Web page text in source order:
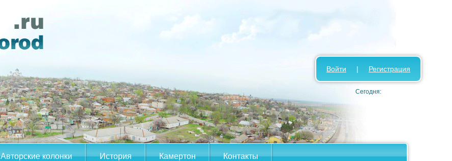
Авторские колонки История Камертон Контакты
Войти | Регистрация
Сегодня: